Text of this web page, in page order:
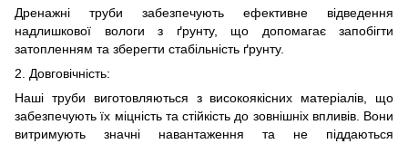
Дренажні труби забезпечують ефективне відведення
надлишкової вологи з ґрунту, що допомагає запобігти
затопленням та зберегти стабільність ґрунту.
2. Довговічність:
Наші труби виготовляються з високоякісних матеріалів, що
забезпечують їх міцність та стійкість до зовнішніх впливів. Вони
витримують значні навантаження та не піддаються